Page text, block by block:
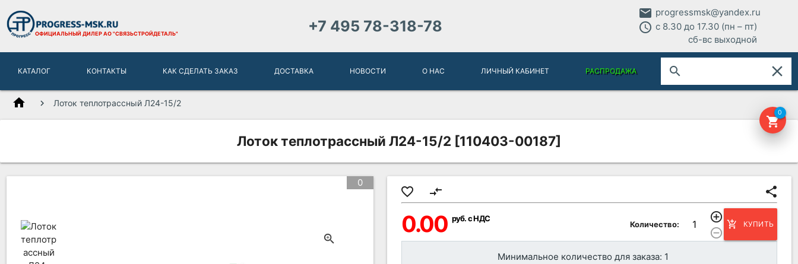
ОФИЦИАЛЬНЫЙ ДИЛЕРАО "СВЯЗЬСТРОЙДЕТАЛЬ" +7 495 78-318-78
email progressmsk@yandex.ru
access_time с 8.30 до 17.30 (пн – пт)
сб-вс выходной
КАТАЛОГ КОНТАКТЫ КАК СДЕЛАТЬ ЗАКАЗ ДОСТАВКА НОВОСТИ О НАС ЛИЧНЫЙ КАБИНЕТ РАСПРОДАЖА search close
shopping_cart
0
home Лоток теплотрассный Л24-15/2
Лоток теплотрассный Л24-15/2 [110403-00187]
0
favorite_border compare_arrows share
0.00 руб. с НДС
Количество:
add_circle_outline
remove_circle_outline
add_shopping_cart КУПИТЬ
Минимальное количество для заказа: 1